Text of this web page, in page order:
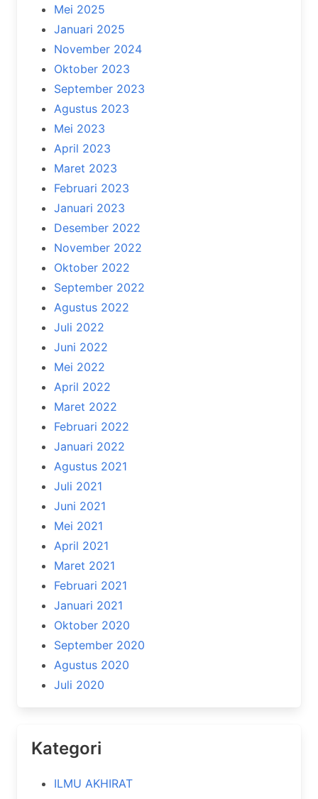
Mei 2025
Januari 2025
November 2024
Oktober 2023
September 2023
Agustus 2023
Mei 2023
April 2023
Maret 2023
Februari 2023
Januari 2023
Desember 2022
November 2022
Oktober 2022
September 2022
Agustus 2022
Juli 2022
Juni 2022
Mei 2022
April 2022
Maret 2022
Februari 2022
Januari 2022
Agustus 2021
Juli 2021
Juni 2021
Mei 2021
April 2021
Maret 2021
Februari 2021
Januari 2021
Oktober 2020
September 2020
Agustus 2020
Juli 2020
Kategori
ILMU AKHIRAT